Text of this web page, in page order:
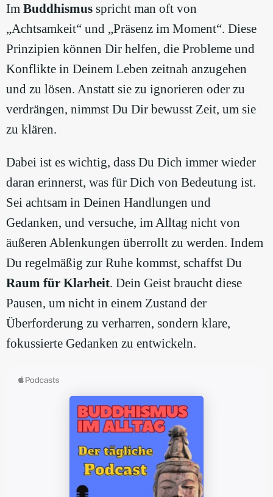
Im Buddhismus spricht man oft von
„Achtsamkeit“ und „Präsenz im Moment“. Diese
Prinzipien können Dir helfen, die Probleme und
Konflikte in Deinem Leben zeitnah anzugehen
und zu lösen. Anstatt sie zu ignorieren oder zu
verdrängen, nimmst Du Dir bewusst Zeit, um sie
zu klären.
Dabei ist es wichtig, dass Du Dich immer wieder
daran erinnerst, was für Dich von Bedeutung ist.
Sei achtsam in Deinen Handlungen und
Gedanken, und versuche, im Alltag nicht von
äußeren Ablenkungen überrollt zu werden. Indem
Du regelmäßig zur Ruhe kommst, schaffst Du
Raum für Klarheit. Dein Geist braucht diese
Pausen, um nicht in einem Zustand der
Überforderung zu verharren, sondern klare,
fokussierte Gedanken zu entwickeln.